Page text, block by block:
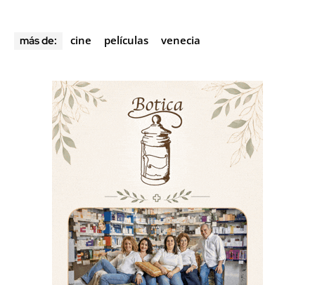
más de: cine películas venecia